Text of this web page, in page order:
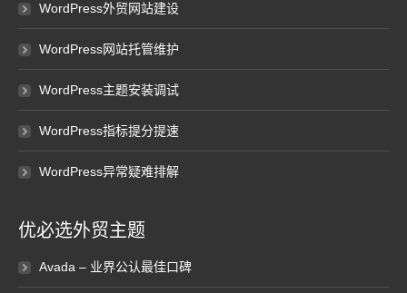
WordPress外贸网站建设
WordPress网站托管维护
WordPress主题安装调试
WordPress指标提分提速
WordPress异常疑难排解
优必选外贸主题
Avada – 业界公认最佳口碑